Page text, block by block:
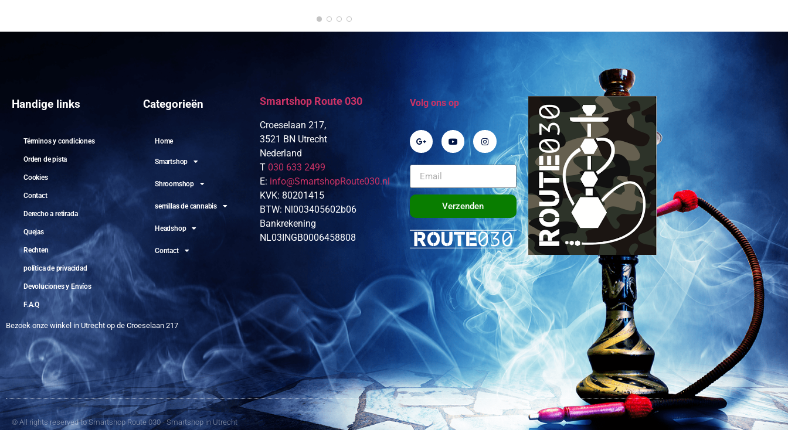
10 DE SEPTIEMBRE DE 2023
Handige links
Términos y condiciones
Orden de pista
Cookies
Contact
Derecho a retirada
Quejas
Rechten
política de privacidad
Devoluciones y Envíos
F.A.Q
Categorieën
Home
Smartshop
Shroomshop
semillas de cannabis
Headshop
Contact
Smartshop Route 030
Croeselaan 217,
3521 BN Utrecht
Nederland
T 030 633 2499
E: info@SmartshopRoute030.nl
KVK: 80201415
BTW: Nl003405602b06
Bankrekening
NL03INGB0006458808
Volg ons op
Verzenden
Bezoek onze winkel in Utrecht op de Croeselaan 217
© All rights reserved to Smartshop Route 030 - Smartshop in Utrecht